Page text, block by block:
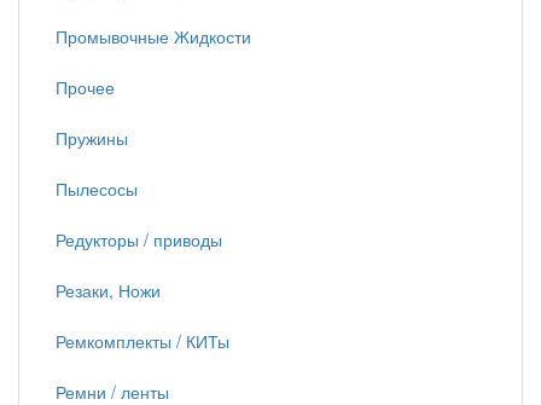
Промывочные Жидкости
Прочее
Пружины
Пылесосы
Редукторы / приводы
Резаки, Ножи
Ремкомплекты / КИТы
Ремни / ленты